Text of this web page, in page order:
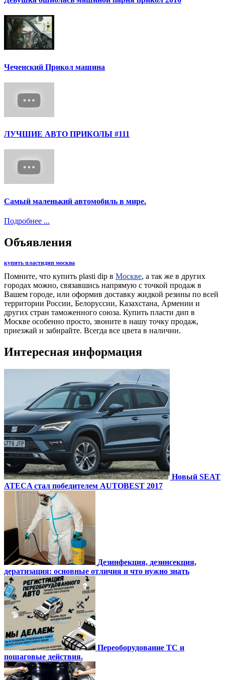
Чеченский Прикол машина
ЛУЧШИЕ АВТО ПРИКОЛЫ #111
Самый маленький автомобиль в мире.
Подробнее ...
Объявления
купить пластидип москва
Помните, что купить plasti dip в Москве, а так же в других
городах можно, связавшись напрямую с точкой продаж в
Вашем городе, или оформив доставку жидкой резины по всей
территории России, Белоруссии, Казахстана, Армении и
других стран таможенного союза. Купить пласти дип в
Москве особенно просто, звоните в нашу точку продаж,
приезжай и забирайте. Всегда все цвета в наличии.
Интересная информация
Новый SEAT
ATECA стал победителем AUTOBEST 2017
Дезинфекция, дезинсекция,
дератизация: основные отличия и что нужно знать
Переоборудование ТС и
пошаговые действия.